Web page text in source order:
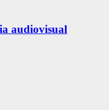
audiovisual